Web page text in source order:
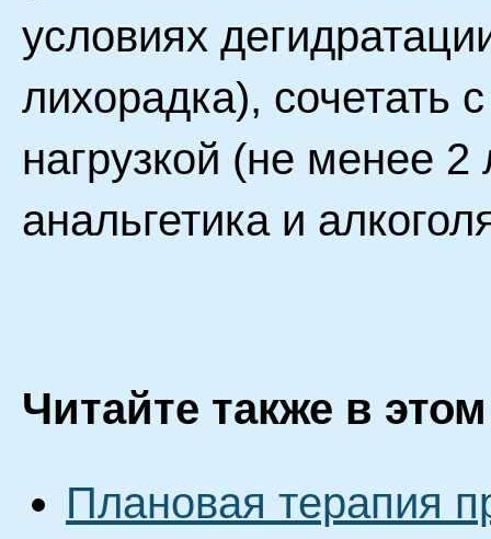
условиях
лихорадка), сочетать
нагрузкой (не менее
анальгетика и
Читайте также в
Плановая терапия